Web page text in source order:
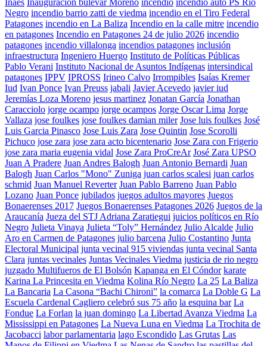
Inaes Inauguración bulevar Moreno incendio incendio auto PS Río
Negro incendio barrio zatti de viedma incendio en el Tiro Federal
Patagones incendio en La Baliza Incendio en la calle mitre incendio
en patagones Incendio en Patagones 24 de julio 2026 incendio
patagones incendio villalonga incendios patagones inclusión
infraestructura Ingeniero Huergo Instituto de Políticas Públicas
Pablo Verani Instituto Nacional de Asuntos Indígenas intersindical
patagones IPPV IPROSS Irineo Calvo Irrompibles Isaías Kremer
Iud Ivan Ponce Ivan Preuss jabali Javier Acevedo javier iud
Jeremías Loza Moreno jesus martinez Jonatan García Jonathan
Caracciolo jorge ocampo jorge ocampos Jorge Oscar Lima Jorge
Vallaza jose foulkes jose foulkes damian miler Jose luis foulkes José
Luis Garcia Pinasco Jose Luis Zara Jose Quintin Jose Scorolli
Pichuco jose zara jose zara acto bicentenario Jose Zara con Frigerio
jose zara maria eugenia vidal Jose Zara ProCreAr José Zara UPSO
Juan A Pradere Juan Andres Balogh Juan Antonio Bernardi Juan
Balogh Juan Carlos "Mono" Zuniga juan carlos scalesi juan carlos
schmid Juan Manuel Reverter Juan Pablo Barreno Juan Pablo
Lozano Juan Ponce jubilados juegos adultos mayores Juegos
Bonaerenses 2017 Juegos Bonaerenses Patagones 2026 Juegos de la
Araucanía Jueza del STJ Adriana Zaratiegui juicios políticos en Río
Negro Julieta Vinaya Julieta “Toly” Hernández Julio Alcalde Julio
Aro en Carmen de Patagones julio barcena Julio Costantino Junta
Electoral Municipal junta vecinal 915 viviendas junta vecinal Santa
Clara juntas vecinales Juntas Vecinales Viedma justicia de rio negro
juzgado Multifueros de El Bolsón Kapanga en El Cóndor karate
Karina La Princesita en Viedma Kolina Río Negro La 25 La Baliza
La Bancaria La Casona “Bachi Chironi” la comarca La Doble G La
Escuela Cardenal Cagliero celebró sus 75 año la esquina bar La
Fondue La Forlan la juan domingo La Libertad Avanza Viedma La
Mississippi en Patagones La Nueva Luna en Viedma La Trochita de
Jacobacci labor parlamentaria lago Escondido Las Grutas Las